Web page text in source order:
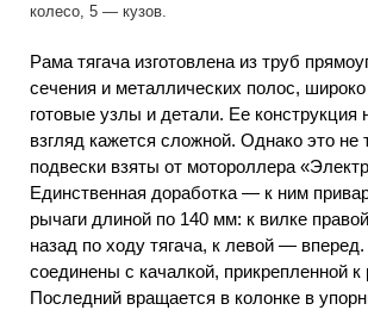
колесо, 5 — кузов.
Рама тягача изготовлена из труб
сечения и металлических полос,
готовые узлы и детали. Ее конструкция
взгляд кажется сложной. Однако это не
подвески взяты от мотороллера
Единственная доработка — к ним
рычаги длиной по 140 мм: к вилке
назад по ходу тягача, к левой —
соединены с качалкой, прикрепленной к
Последний вращается в колонке в